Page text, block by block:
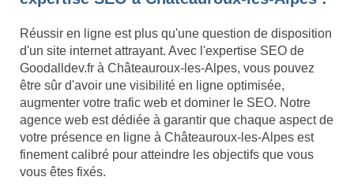
Réussir en ligne est plus qu'une question de disposition
d'un site internet attrayant. Avec l'expertise SEO de
Goodalldev.fr à Châteauroux-les-Alpes, vous pouvez
être sûr d'avoir une visibilité en ligne optimisée,
augmenter votre trafic web et dominer le SEO. Notre
agence web est dédiée à garantir que chaque aspect de
votre présence en ligne à Châteauroux-les-Alpes est
finement calibré pour atteindre les objectifs que vous
vous êtes fixés.